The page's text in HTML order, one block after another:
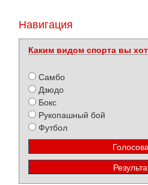
Навигация
Каким видом спорта вы
Самбо
Дзюдо
Бокс
Рукопашный бой
Футбол